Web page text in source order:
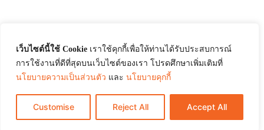
เว็บไซต์นี้ใช้ Cookie เราใช้คุกกี้เพื่อให้ท่านได้รับประสบการณ์
การใช้งานที่ดีที่สุดบนเว็บไซต์ของเรา โปรดศึกษาเพิ่มเติมที่
นโยบายความเป็นส่วนตัว และ นโยบายคุกกี้
Customise Reject All Accept All